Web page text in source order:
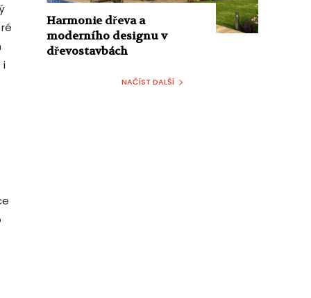
i
Harmonie dřeva a
moderního designu v
dřevostavbách
NAČÍST DALŠÍ